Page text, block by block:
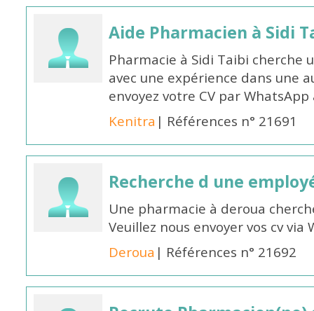
Aide Pharmacien à Sidi
Pharmacie à Sidi Taibi cherche
avec une expérience dans une
envoyez votre CV par
Kenitra | Références n° 21691
Recherche d une
Une pharmacie à deroua
Veuillez nous envoyer vos cv via
Deroua | Références n° 21692